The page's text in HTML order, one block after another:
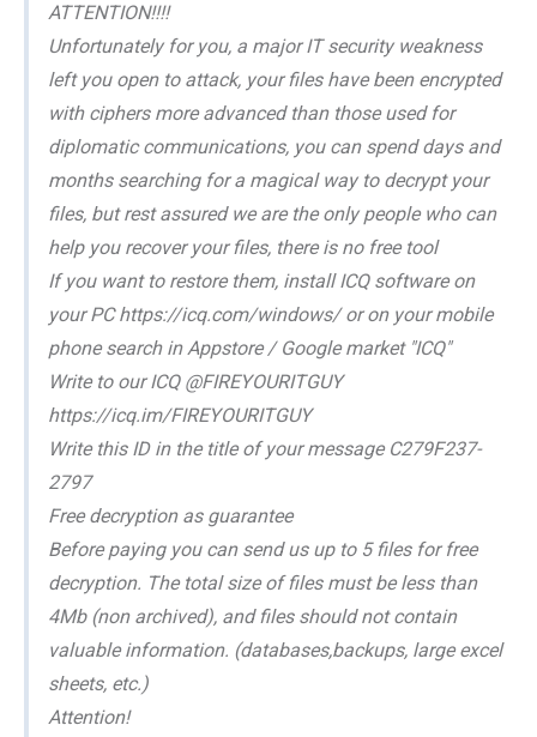
ATTENTION!!!!
Unfortunately for you, a major IT security weakness
left you open to attack, your files have been encrypted
with ciphers more advanced than those used for
diplomatic communications, you can spend days and
months searching for a magical way to decrypt your
files, but rest assured we are the only people who can
help you recover your files, there is no free tool
If you want to restore them, install ICQ software on
your PC https://icq.com/windows/ or on your mobile
phone search in Appstore / Google market "ICQ"
Write to our ICQ @FIREYOURITGUY
https://icq.im/FIREYOURITGUY
Write this ID in the title of your message C279F237-
2797
Free decryption as guarantee
Before paying you can send us up to 5 files for free
decryption. The total size of files must be less than
4Mb (non archived), and files should not contain
valuable information. (databases,backups, large excel
sheets, etc.)
Attention!